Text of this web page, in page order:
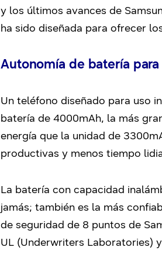
y los últimos avances de
ha sido diseñada para ofrecer
Autonomía de batería
Un teléfono diseñado para uso
batería de 4000mAh, la más
energía que la unidad de
productivas y menos tiempo
La batería con capacidad
jamás; también es la más
de seguridad de 8 puntos de
UL (Underwriters Laboratories)